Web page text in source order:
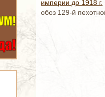
империи до 1918 г.
обоз 129-й